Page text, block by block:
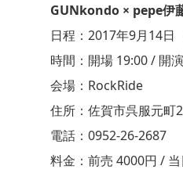
GUNkondo × pepe伊
日程：2017年9月14日
時間：開場 19:00 / 開
会場：RockRide
住所：佐賀市呉服元町
電話：0952-26-2687
料金：前売 4000円 /